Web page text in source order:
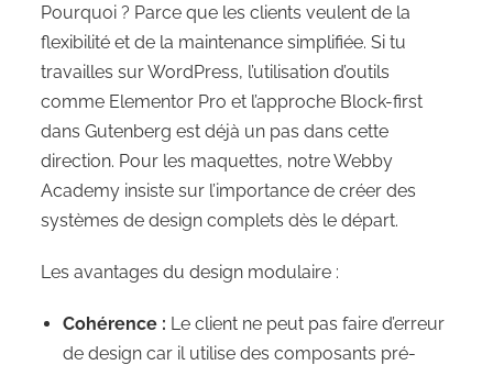
Pourquoi ? Parce que les clients veulent de la
flexibilité et de la maintenance simplifiée. Si tu
travailles sur WordPress, l’utilisation d’outils
comme Elementor Pro et l’approche Block-first
dans Gutenberg est déjà un pas dans cette
direction. Pour les maquettes, notre Webby
Academy insiste sur l’importance de créer des
systèmes de design complets dès le départ.
Les avantages du design modulaire :
Cohérence : Le client ne peut pas faire d’erreur
de design car il utilise des composants pré-